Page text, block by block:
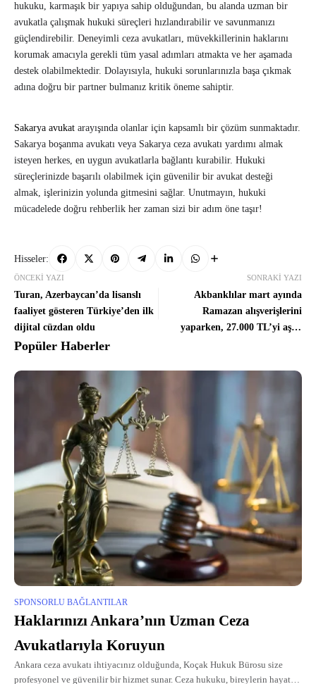
hukuku, karmaşık bir yapıya sahip olduğundan, bu alanda uzman bir
avukatla çalışmak hukuki süreçleri hızlandırabilir ve savunmanızı
güçlendirebilir. Deneyimli ceza avukatları, müvekkillerinin haklarını
korumak amacıyla gerekli tüm yasal adımları atmakta ve her aşamada
destek olabilmektedir. Dolayısıyla, hukuki sorunlarınızla başa çıkmak
adına doğru bir partner bulmanız kritik öneme sahiptir.
Sakarya avukat arayışında olanlar için kapsamlı bir çözüm sunmaktadır.
Sakarya boşanma avukatı veya Sakarya ceza avukatı yardımı almak
isteyen herkes, en uygun avukatlarla bağlantı kurabilir. Hukuki
süreçlerinizde başarılı olabilmek için güvenilir bir avukat desteği
almak, işlerinizin yolunda gitmesini sağlar. Unutmayın, hukuki
mücadelede doğru rehberlik her zaman sizi bir adım öne taşır!
Hisseler:
ÖNCEKI YAZI
Turan, Azerbaycan’da lisanslı
faaliyet gösteren Türkiye’den ilk
dijital cüzdan oldu
SONRAKI YAZI
Akbanklılar mart ayında
Ramazan alışverişlerini
yaparken, 27.000 TL’yi aşan
Popüler Haberler
SPONSORLU BAĞLANTILAR
Haklarınızı Ankara’nın Uzman Ceza
Avukatlarıyla Koruyun
Ankara ceza avukatı ihtiyacınız olduğunda, Koçak Hukuk Bürosu size
profesyonel ve güvenilir bir hizmet sunar. Ceza hukuku, bireylerin hayatını